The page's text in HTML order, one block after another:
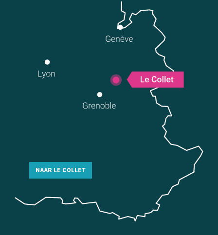
NAAR LE COLLET